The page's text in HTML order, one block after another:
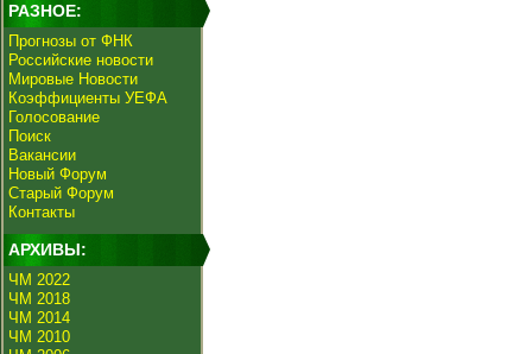
РАЗНОЕ:
Прогнозы от ФНК
Российские новости
Мировые Новости
Коэффициенты УЕФА
Голосование
Поиск
Вакансии
Новый Форум
Старый Форум
Контакты
АРХИВЫ:
ЧМ 2022
ЧМ 2018
ЧМ 2014
ЧМ 2010